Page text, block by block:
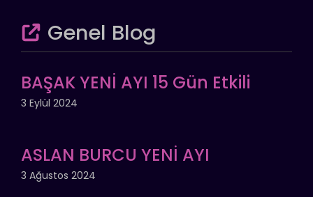
Genel Blog
BAŞAK YENİ AYI 15 Gün Etkili
3 Eylül 2024
ASLAN BURCU YENİ AYI
3 Ağustos 2024